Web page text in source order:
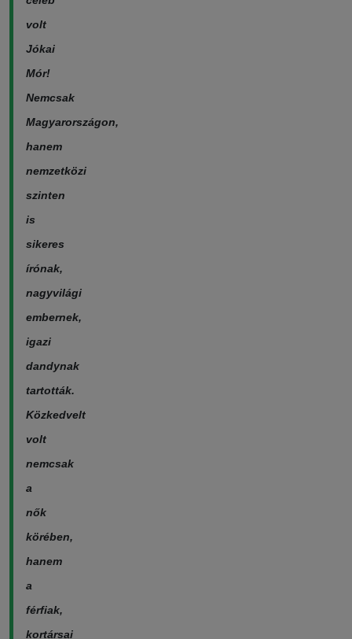
volt
Jókai
Mór!
Nemcsak
Magyarországon,
hanem
nemzetközi
szinten
is
sikeres
írónak,
nagyvilági
embernek,
igazi
dandynak
tartották.
Közkedvelt
volt
nemcsak
a
nők
körében,
hanem
a
férfiak,
kortársai